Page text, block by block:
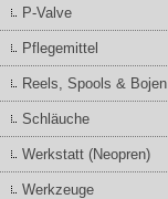
P-Valve
Pflegemittel
Reels, Spools & Bojen
Schläuche
Werkstatt (Neopren)
Werkzeuge